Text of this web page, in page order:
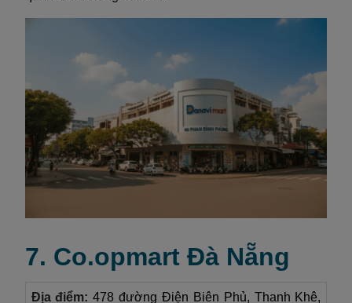
7. Co.opmart Đà Nẵng
Địa điểm: 478 đường Điện Biên Phủ, Thanh Khê,